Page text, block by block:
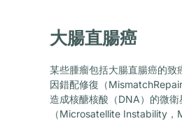
大腸直腸癌
某些腫瘤包括大腸直腸癌的致
因錯配修復（
造成核醣核酸（DNA）的微衛
（Microsatellite Instability，